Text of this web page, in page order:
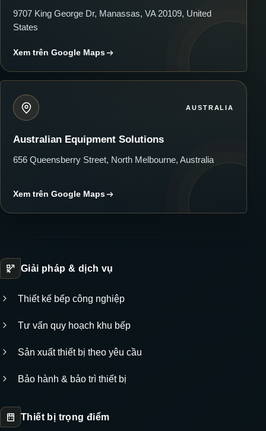
9707 King George Dr, Manassas, VA 20109, United
States
Xem trên Google Maps
AUSTRALIA
Australian Equipment Solutions
656 Queensberry Street, North Melbourne, Australia
Xem trên Google Maps
Giải pháp & dịch vụ
Thiết kế bếp công nghiệp
Tư vấn quy hoạch khu bếp
Sản xuất thiết bị theo yêu cầu
Bảo hành & bảo trì thiết bị
Thiết bị trọng điểm